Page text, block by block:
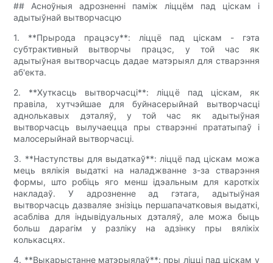
## Асноўныя адрозненні паміж ліццём пад ціскам і
адытыўнай вытворчасцю
1. **Прырода працэсу**: ліццё пад ціскам - гэта
субтрактивный вытворчы працэс, у той час як
адытыўная вытворчасць дадае матэрыял для стварэння
аб'екта.
2. **Хуткасць вытворчасці**: ліццё пад ціскам, як
правіла, хутчэйшае для буйнасерыйнай вытворчасці
аднолькавых дэталяў, у той час як адытыўная
вытворчасць вылучаецца пры стварэнні прататыпаў і
малосерыйнай вытворчасці.
3. **Наступствы для выдаткаў**: ліццё пад ціскам можа
мець вялікія выдаткі на наладжванне з-за стварэння
формы, што робіць яго менш ідэальным для кароткіх
накладаў. У адрозненне ад гэтага, адытыўная
вытворчасць дазваляе знізіць першапачатковыя выдаткі,
асабліва для індывідуальных дэталяў, але можа быць
больш дарагім у разліку на адзінку пры вялікіх
колькасцях.
4. **Выкарыстанне матэрыялаў**: пры ліцці пад ціскам у